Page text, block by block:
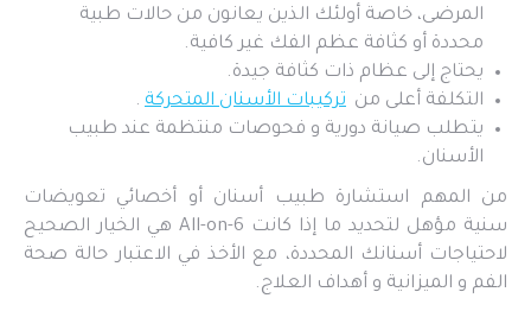
المرضى، خاصة أولئك الذين يعانون من حالات طبية
محددة أو كثافة عظم الفك غير كافية.
يحتاج إلى عظام ذات كثافة جيدة.
التكلفة أعلى من تركيبات الأسنان المتحركة .
يتطلب صيانة دورية و فحوصات منتظمة عند طبيب
الأسنان.
من المهم استشارة طبيب أسنان أو أخصائي تعويضات
سنية مؤهل لتحديد ما إذا كانت All-on-6 هي الخيار الصحيح
لاحتياجات أسنانك المحددة، مع الأخذ في الاعتبار حالة صحة
الفم و الميزانية و أهداف العلاج.